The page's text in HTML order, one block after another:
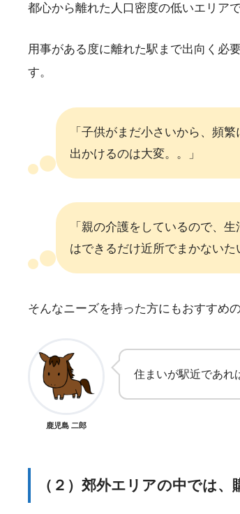
都心から離れた人口密度の低いエリア
用事がある度に離れた駅まで出向く必
す。
「子供がまだ小さいから、頻
出かけるのは大変。。」
「親の介護をしているので、
はできるだけ近所でまかないた
そんなニーズを持った方にもおすすめ
鹿児島 二郎
住まいが駅近であれ
（２）郊外エリアの中では